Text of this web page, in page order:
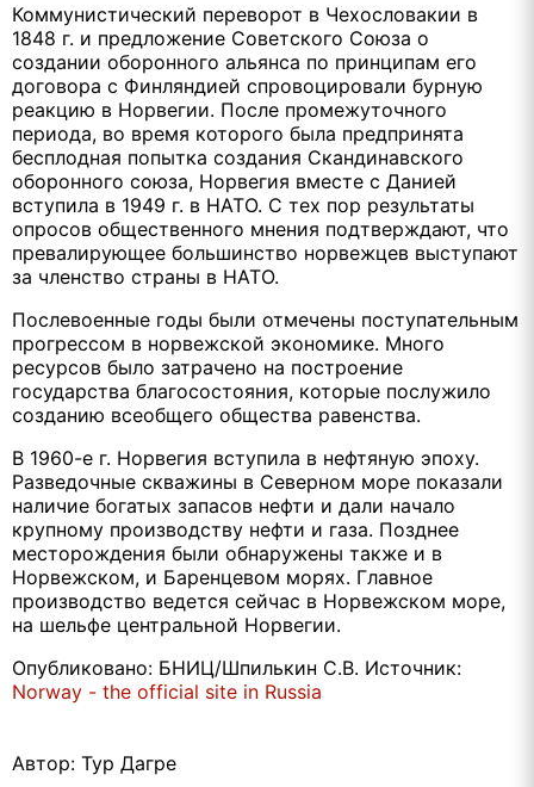
Коммунистический переворот в Чехословакии в
1848 г. и предложение Советского Союза о
создании оборонного альянса по принципам его
договора с Финляндией спровоцировали бурную
реакцию в Норвегии. После промежуточного
периода, во время которого была предпринята
бесплодная попытка создания Скандинавского
оборонного союза, Норвегия вместе с Данией
вступила в 1949 г. в НАТО. С тех пор результаты
опросов общественного мнения подтверждают, что
превалирующее большинство норвежцев выступают
за членство страны в НАТО.
Послевоенные годы были отмечены поступательным
прогрессом в норвежской экономике. Много
ресурсов было затрачено на построение
государства благосостояния, которые послужило
созданию всеобщего общества равенства.
В 1960-е г. Норвегия вступила в нефтяную эпоху.
Разведочные скважины в Северном море показали
наличие богатых запасов нефти и дали начало
крупному производству нефти и газа. Позднее
месторождения были обнаружены также и в
Норвежском, и Баренцевом морях. Главное
производство ведется сейчас в Норвежском море,
на шельфе центральной Норвегии.
Опубликовано: БНИЦ/Шпилькин С.В. Источник:
Norway - the official site in Russia
Автор: Тур Дагре